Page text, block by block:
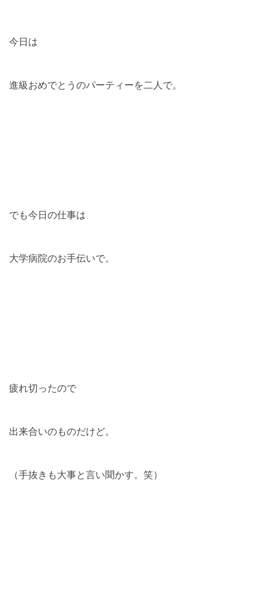
今日は
進級おめでとうのパーティーを二人で。
でも今日の仕事は
大学病院のお手伝いで。
疲れ切ったので
出来合いのものだけど。
（手抜きも大事と言い聞かす。笑）